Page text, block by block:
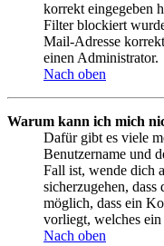
korrekt eingegeben
Filter blockiert
Mail-Adresse
einen Administrator.
Nach oben
Warum kann ich mich
Dafür gibt es viele
Benutzername und
Fall ist, wende dich
sicherzugehen,
möglich, dass ein
vorliegt, welches
Nach oben